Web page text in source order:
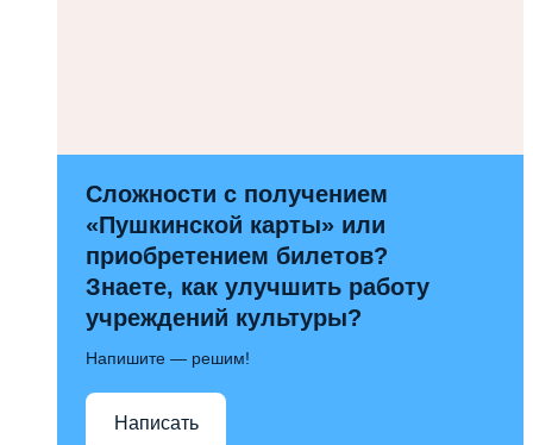
Сложности с получением
«Пушкинской карты» или
приобретением билетов?
Знаете, как улучшить работу
учреждений культуры?
Напишите — решим!
Написать